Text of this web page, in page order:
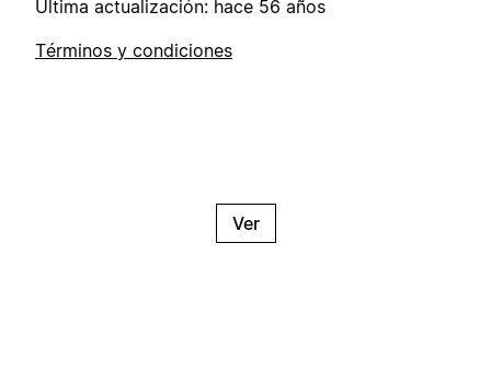
Última actualización: hace 56 años
Términos y condiciones
Ver